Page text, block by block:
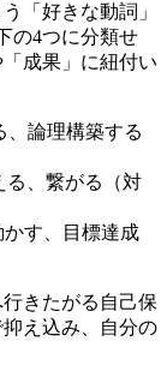
「好きな動詞」
の4つに分類せ
成果」に紐付い
、論理構築する
る、繋がる（対
かす、目標達成
きたがる自己保
え込み、自分の